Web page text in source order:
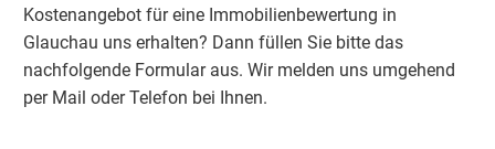
Kostenangebot für eine Immobilienbewertung in
Glauchau uns erhalten? Dann füllen Sie bitte das
nachfolgende Formular aus. Wir melden uns umgehend
per Mail oder Telefon bei Ihnen.